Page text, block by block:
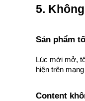
5.
Sản phẩm
Lúc mới mở,
hiện trên
Content